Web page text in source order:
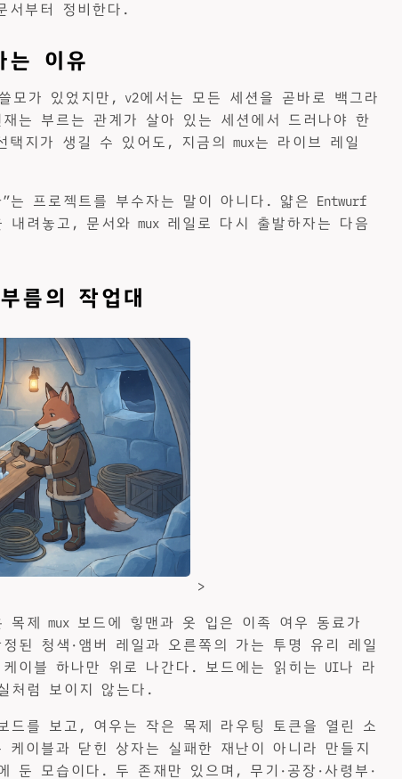
서부터 정비한다.
는 이유
모가 있었지만, v2에서는 모든 세션을 곧바로 백그라
는 부르는 관계가 살아 있는 세션에서 드러나야 한
지가 생길 수 있어도, 지금의 mux는 라이브 레일
는 프로젝트를 부수자는 말이 아니다. 얇은 Entwurf
려놓고, 문서와 mux 레일로 다시 출발하자는 다음
름의 작업대
>
목제 mux 보드에 힣맨과 옷 입은 이족 여우 동료가
된 청색·앰버 레일과 오른쪽의 가는 투명 유리 레일
이블 하나만 위로 나간다. 보드에는 읽히는 UI나 라
처럼 보이지 않는다.
드를 보고, 여우는 작은 목제 라우팅 토큰을 열린 소
이블과 닫힌 상자는 실패한 재난이 아니라 만들지
둔 모습이다. 두 존재만 있으며, 무기·공장·사령부·